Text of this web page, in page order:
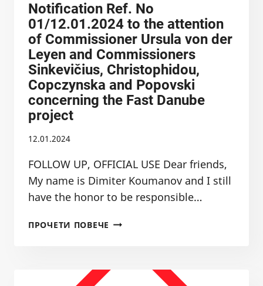
Notification Ref. No
01/12.01.2024 to the attention
of Commissioner Ursula von der
Leyen and Commissioners
Sinkevičius, Christophidou,
Copczynska and Popovski
concerning the Fast Danube
project
12.01.2024
FOLLOW UP, OFFICIAL USE Dear friends,
My name is Dimiter Koumanov and I still
have the honor to be responsible…
ПРОЧЕТИ ПОВЕЧЕ NOTIFICATION
TO